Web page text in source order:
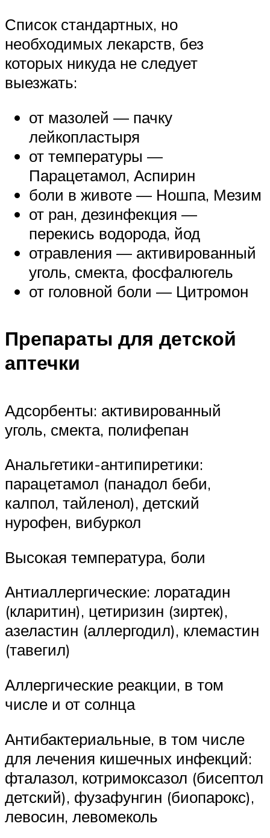
Список стандартных, но
необходимых лекарств, без
которых никуда не следует
выезжать:
от мазолей — пачку
лейкопластыря
от температуры —
Парацетамол, Аспирин
боли в животе — Ношпа, Мезим
от ран, дезинфекция —
перекись водорода, йод
отравления — активированный
уголь, смекта, фосфалюгель
от головной боли — Цитромон
Препараты для детской
аптечки
Адсорбенты: активированный
уголь, смекта, полифепан
Анальгетики-антипиретики:
парацетамол (панадол беби,
калпол, тайленол), детский
нурофен, вибуркол
Высокая температура, боли
Антиаллергические: лоратадин
(кларитин), цетиризин (зиртек),
азеластин (аллергодил), клемастин
(тавегил)
Аллергические реакции, в том
числе и от солнца
Антибактериальные, в том числе
для лечения кишечных инфекций:
фталазол, котримоксазол (бисептол
детский), фузафунгин (биопарокс),
левосин, левомеколь